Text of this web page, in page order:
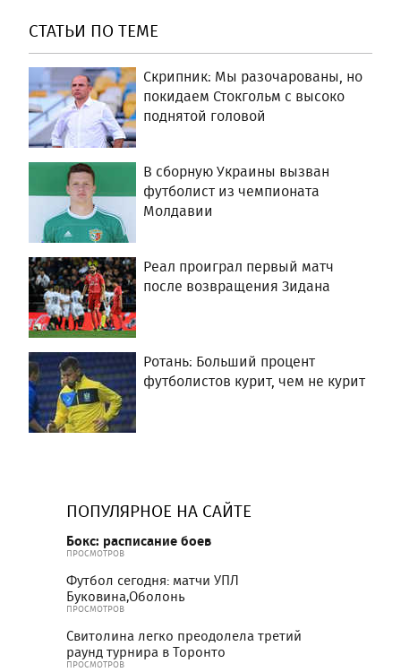
СТАТЬИ ПО ТЕМЕ
Скрипник: Мы разочарованы, но
покидаем Стокгольм с высоко
поднятой головой
В сборную Украины вызван
футболист из чемпионата
Молдавии
Реал проиграл первый матч
после возвращения Зидана
Ротань: Больший процент
футболистов курит, чем не курит
ПОПУЛЯРНОЕ НА САЙТЕ
Бокс: расписание боев
ПРОСМОТРОВ
Футбол сегодня: матчи УПЛ
Буковина,Оболонь
ПРОСМОТРОВ
Свитолина легко преодолела третий
раунд турнира в Торонто
ПРОСМОТРОВ